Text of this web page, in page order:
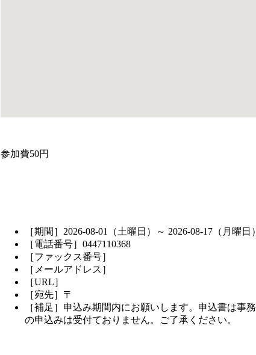
参加費50円
［期間］2026-08-01（土曜日）～ 2026-08-17（月曜日）
［電話番号］0447110368
［ファックス番号］
［メールアドレス］
［URL］
［宛先］〒
［補足］申込み期間内にお願いします。申込書は事
の申込みは受付ておりません。ご了承ください。